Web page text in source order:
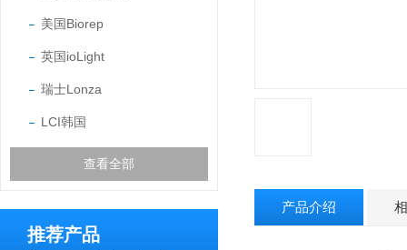
美国Biorep
英国ioLight
瑞士Lonza
LCI韩国
查看全部
推荐产品
产品介绍